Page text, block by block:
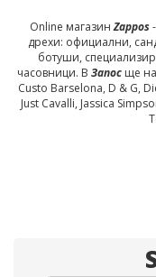
Online магазинZappos
дрехи: официални,
ботуши,
часовници. В Запос ще
Custo Barselona, D & G,
Just Cavalli, Jassica